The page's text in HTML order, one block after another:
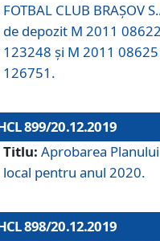
FOTBAL CLUB
de depozit M 2011
123248 și M 2011
126751.
899/20.12.2019
Titlu: Aprobarea
local pentru anul 2020.
898/20.12.2019